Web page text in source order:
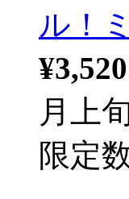
ル！
¥3,520
月上
限定